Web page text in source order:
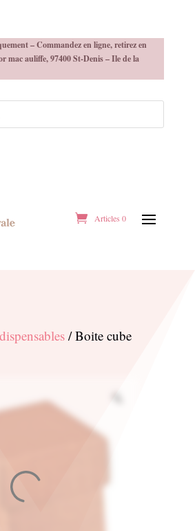
– Commandez en ligne, retirez en
mac auliffe, 97400 St-Denis – Ile de la
Articles 0
/ Boite cube